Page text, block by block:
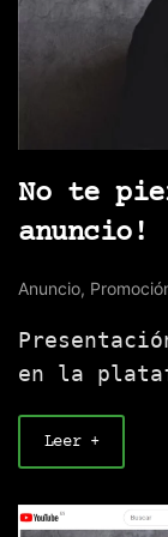
No te
anuncio!
Anuncio,
en la
Leer +